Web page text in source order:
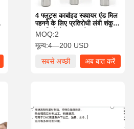
4 फ्लूट्स कार्बाइड स्क्वायर एंड मिल
पहनने के लिए प्रतिरोधी लंबी शंकु
अंत मिलों के साथ फ्लैट अंत
MOQ:2
मूल्य:4—200 USD
सबसे अच्छी
अब बात करें